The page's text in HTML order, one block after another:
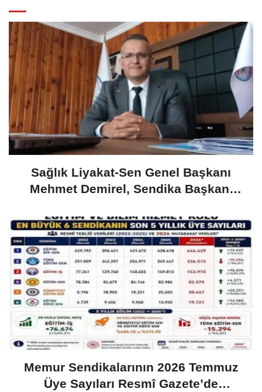
​Sağlık Liyakat-Sen Genel Başkanı
Mehmet Demirel, Sendika Başkanı
Memur Sendikalarının 2026 Temmuz
Üye Sayıları Resmî Gazete’de